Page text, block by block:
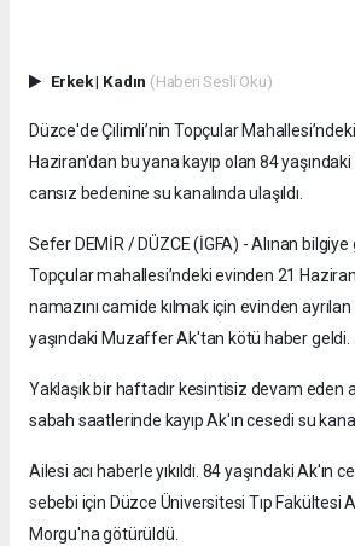
Erkek| Kadın (Haberi Sesli Oku)
Düzce'de Çilimli’nin Topçular
Haziran'dan bu yana kayıp olan 84
cansız bedenine su kanalında ulaşıldı.
Sefer DEMİR / DÜZCE (İGFA) - Alınan bilgiye
Topçular mahallesi’ndeki evinden 21
namazını camide kılmak için evinden
yaşındaki Muzaffer Ak'tan kötü haber geldi.
Yaklaşık bir haftadır kesintisiz devam eden
sabah saatlerinde kayıp Ak'ın cesedi su
Ailesi acı haberle yıkıldı. 84 yaşındaki Ak'ın
sebebi için Düzce Üniversitesi Tıp Fakültesi
Morgu'na götürüldü.